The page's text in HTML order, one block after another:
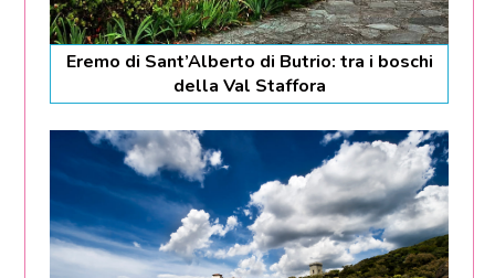
Eremo di Sant’Alberto di Butrio: tra i boschi
della Val Staffora